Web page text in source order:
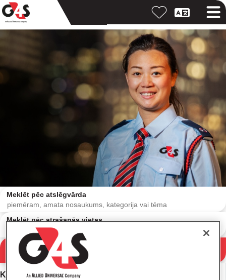
Meklēšanas rezultāti
Meklēt pēc atslēgvārda
Meklēt pēc atrašanās vietas
Kārtot